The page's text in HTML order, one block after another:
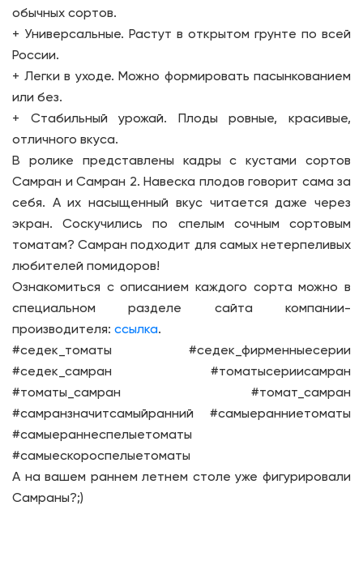
обычных сортов.
+ Универсальные. Растут в открытом грунте по всей
России.
+ Легки в уходе. Можно формировать пасынкованием
или без.
+ Стабильный урожай. Плоды ровные, красивые,
отличного вкуса.
В ролике представлены кадры с кустами сортов
Самран и Самран 2. Навеска плодов говорит сама за
себя. А их насыщенный вкус читается даже через
экран. Соскучились по спелым сочным сортовым
томатам? Самран подходит для самых нетерпеливых
любителей помидоров!
Ознакомиться с описанием каждого сорта можно в
специальном разделе сайта компании-
производителя: ссылка.
#седек_томаты #седек_фирменныесерии
#седек_самран #томатысериисамран
#томаты_самран #томат_самран
#самранзначитсамыйранний #самыеранниетоматы
#самыераннеспелыетоматы
#самыескороспелыетоматы
А на вашем раннем летнем столе уже фигурировали
Самраны?;)